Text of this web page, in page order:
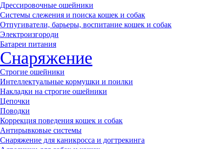
Дрессировочные ошейники
Системы слежения и поиска кошек и собак
Отпугиватели, барьеры, воспитание кошек и собак
Электроизгороди
Батареи питания
Снаряжение
Строгие ошейники
Интеллектуальные кормушки и поилки
Накладки на строгие ошейники
Цепочки
Поводки
Коррекция поведения кошек и собак
Антирывковые системы
Снаряжение для каникросса и догтрекинга